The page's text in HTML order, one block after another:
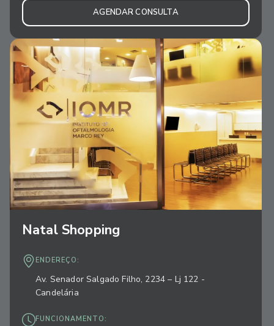
AGENDAR CONSULTA
Natal Shopping
ENDEREÇO:
Av. Senador Salgado Filho, 2234 – Lj 122 -
Candelária
FUNCIONAMENTO: